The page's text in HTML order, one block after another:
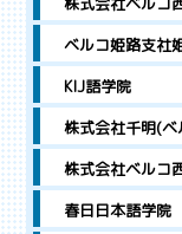
ベルコ姫路支社
KIJ語学院
株式会社千明(
株式会社ベルコ
春日日本語学院